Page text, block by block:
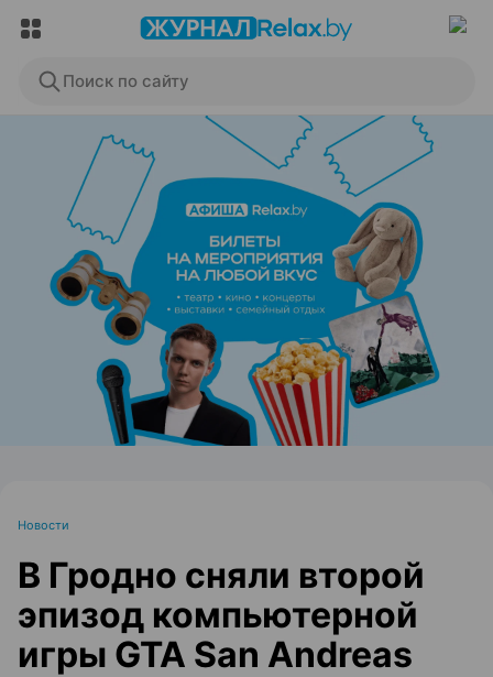
Поиск по сайту
ЭФФЕКТИВНАЯ РЕКЛАМА НА САЙТЕ
Новости
В Гродно сняли второй
эпизод компьютерной
игры GTA San Andreas